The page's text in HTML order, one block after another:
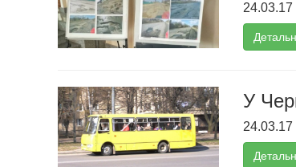
24.03.17
У
24.03.17